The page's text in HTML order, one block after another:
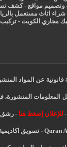
مواقع -كشف
شراء اثاث مستعمل
مجاري الكويت -
عن المواد
المعلومات المنشورة،
للإعلان إضغط هنا -رشق
Quran
-تسويق